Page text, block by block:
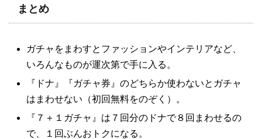
まとめ
ガチャをまわすとファッションやインテリアなど、
いろんなものが運次第で手に入る。
『ドナ』『ガチャ券』のどちらか使わないとガチャ
はまわせない（初回無料をのぞく）。
『７＋１ガチャ』は７回分のドナで８回まわせるの
で、１回ぶんおトクになる。